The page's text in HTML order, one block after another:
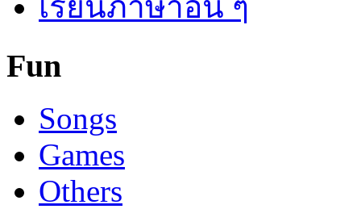
เรียนภาษาอื่น ๆ
Fun
Songs
Games
Others